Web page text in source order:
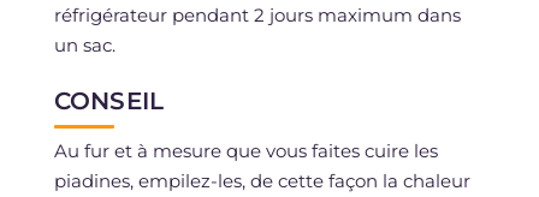
réfrigérateur pendant 2 jours maximum dans
un sac.
CONSEIL
Au fur et à mesure que vous faites cuire les
piadines, empilez-les, de cette façon la chaleur